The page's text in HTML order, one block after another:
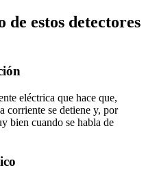
de estos detectores
eléctrica que hace que,
corriente se detiene y, por
bien cuando se habla de